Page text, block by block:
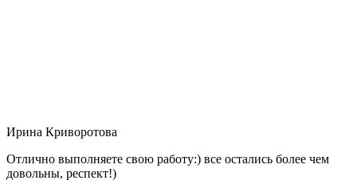
Ирина Криворотова
Отлично выполняете свою работу:) все остались более чем
довольны, респект!)